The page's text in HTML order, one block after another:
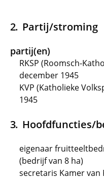
Partij/stroming
partij(en)
RKSP (Roomsch-
december 1945
KVP (Katholieke
1945
Hoofdfuncties/
eigenaar
(bedrijf van 8 ha)
secretaris Kamer van